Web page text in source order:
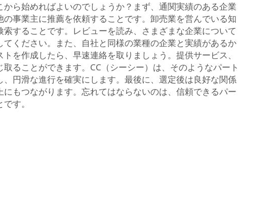
ら始めればよいのでしょうか？まず、通関実績のある企業
事業主に推薦を依頼することです。卸売業を営んでいる知
することです。レビューを読み、さまざまな企業について
ください。また、自社と同様の業種の企業と実績があるか
を作成したら、早速連絡を取りましょう。提供サービス、
ることができます。CC（シーシー）は、そのようなパート
円滑な進行を確実にします。最後に、選定後は良好な関係
もつながります。忘れてはならないのは、信頼できるパー
す。